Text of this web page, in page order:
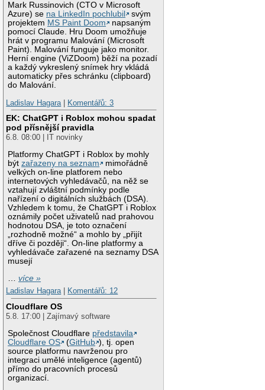
Mark Russinovich (CTO v Microsoft
Azure) se na LinkedIn pochlubil
svým
projektem MS Paint Doom
napsaným
pomocí Claude. Hru Doom umožňuje
hrát v programu Malování (Microsoft
Paint). Malování funguje jako monitor.
Herní engine (ViZDoom) běží na pozadí
a každý vykreslený snímek hry vkládá
automaticky přes schránku (clipboard)
do Malování.
Ladislav Hagara
Komentářů: 3
EK: ChatGPT i Roblox mohou spadat
pod přísnější pravidla
6.8. 08:00 | IT novinky
Platformy ChatGPT i Roblox by mohly
býtzařazeny na seznam
mimořádně
velkých on-line platforem nebo
internetových vyhledávačů, na něž se
vztahují zvláštní podmínky podle
nařízení o digitálních službách (DSA).
Vzhledem k tomu, že ChatGPT i Roblox
oznámily počet uživatelů nad prahovou
hodnotou DSA, je toto označení
„rozhodně možné“ a mohlo by „přijít
dříve či později“. On-line platformy a
vyhledávače zařazené na seznamy DSA
musejí
…více »
Ladislav Hagara| Komentářů: 12
Cloudflare OS
5.8. 17:00 | Zajímavý software
Společnost Cloudflare představila
Cloudflare OS
(GitHub ), tj. open
source platformu navrženou pro
integraci umělé inteligence (agentů)
přímo do pracovních procesů
organizací.